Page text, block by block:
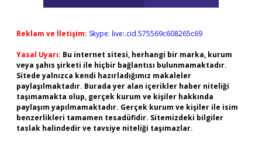
Reklam ve İletişim: Skype: live:.cid.575569c608265c69
Yasal Uyarı: Bu internet sitesi, herhangi bir marka, kurum
veya şahıs şirketi ile hiçbir bağlantısı bulunmamaktadır.
Sitede yalnızca kendi hazırladığımız makaleler
paylaşılmaktadır. Burada yer alan içerikler haber niteliği
taşımamakta olup, gerçek kurum ve kişiler hakkında
paylaşım yapılmamaktadır. Gerçek kurum ve kişiler ile isim
benzerlikleri tamamen tesadüfidir. Sitemizdeki bilgiler
taslak halindedir ve tavsiye niteliği taşımazlar.